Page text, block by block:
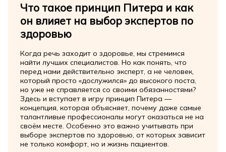
Что такое принцип Питера и как
он влияет на выбор экспертов по
здоровью
Когда речь заходит о здоровье, мы стремимся
найти лучших специалистов. Но как понять, что
перед нами действительно эксперт, а не человек,
который просто «дослужился» до высокого поста,
но уже не справляется со своими обязанностями?
Здесь и вступает в игру принцип Питера —
концепция, которая объясняет, почему даже самые
талантливые профессионалы могут оказаться не на
своём месте. Особенно это важно учитывать при
выборе экспертов по здоровью, от которых зависит
не только комфорт, но и жизнь пациентов.